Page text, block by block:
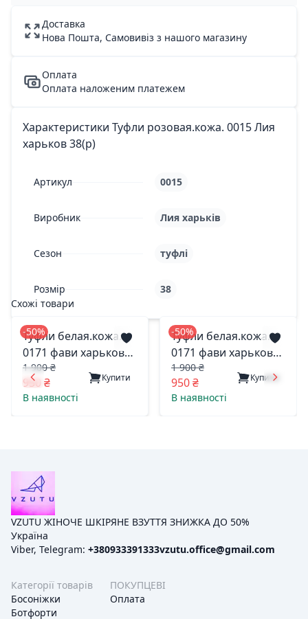
Доставка
Нова Пошта, Самовивіз з нашого магазину
Оплата
Оплата наложеним платежем
Характеристики Туфли розовая.кожа. 0015 Лия
харьков 38(р)
Артикул 0015
Виробник Лия харьків
Сезон туфлі
Розмір
38
Схожі товари
-50%
Туфли белая.кожа.
0171 фави харьков
38(р)
1 900 ₴
950 ₴ Купити
В наявності
-50%
Туфли белая.кожа.
0171 фави харьков
39(р)
1 900 ₴
950 ₴ Купити
В наявності
VZUTU ЖІНОЧЕ ШКІРЯНЕ ВЗУТТЯ ЗНИЖКА ДО 50%
Україна
Viber, Telegram: +380933391333vzutu.office@gmail.com
Категорії товарів
Босоніжки
Ботфорти
ПОКУПЦЕВІ
Оплата